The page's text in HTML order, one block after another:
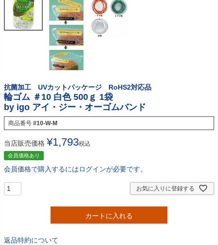
抗菌加工 UVカットパッケージ RoHS2対応品
輪ゴム ＃10 白色 500ｇ 1袋
by igo アイ・ジー・オーゴムバンド
商品番号 #10-W-M
当店販売価格 ¥1,793税込
会員価格あり
会員価格で購入するにはログインが必要です。
お気に入りに登録する
カートに入れる
返品特約について